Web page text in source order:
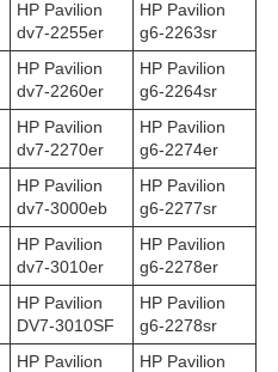
HP Pavilion
dv7-2255er
HP Pavilion
g6-2263sr
HP Pavilion
dv7-2260er
HP Pavilion
g6-2264sr
HP Pavilion
dv7-2270er
HP Pavilion
g6-2274er
HP Pavilion
dv7-3000eb
HP Pavilion
g6-2277sr
HP Pavilion
dv7-3010er
HP Pavilion
g6-2278er
HP Pavilion
DV7-3010SF
HP Pavilion
g6-2278sr
HP Pavilion
HP Pavilion